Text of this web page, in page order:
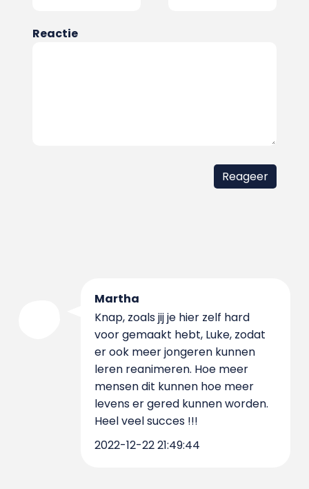
Reactie
Martha
Knap, zoals jij je hier zelf hard
voor gemaakt hebt, Luke, zodat
er ook meer jongeren kunnen
leren reanimeren. Hoe meer
mensen dit kunnen hoe meer
levens er gered kunnen worden.
Heel veel succes !!!
2022-12-22 21:49:44